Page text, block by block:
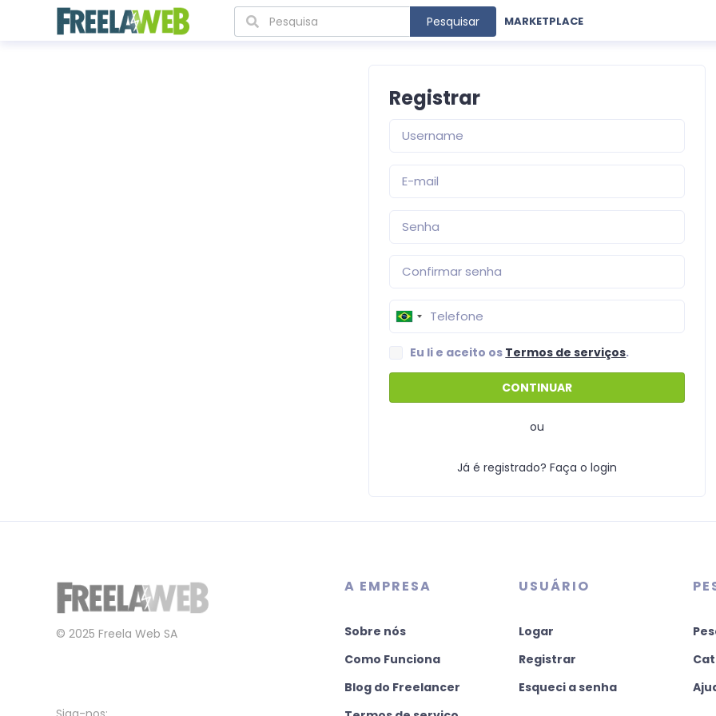
Pesquisar MARKETPLACE
Registrar
Eu li e aceito os Termos de serviços.
ou
Já é registrado? Faça o login
© 2025 Freela Web SA
A EMPRESA
Sobre nós
Como Funciona
Blog do Freelancer
USUÁRIO
Logar
Registrar
Esqueci a senha